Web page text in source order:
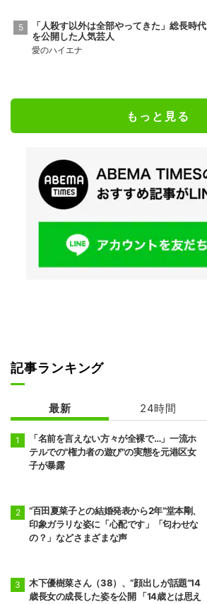
「人殺す以外は全部やってきた」総長時代
を公開した人気芸人
愛のハイエナ
もっと見る
記事ランキング
最新 24時間
「名前を言えない方々が全裸で…」一流ホ
テルでの"権力者の遊び"の実態を元港区女
子が暴露
“百田夏菜子との結婚発表から2年”堂本剛、
印象ガラリな姿に「心配です」「匂わせな
の？」などさまざまな声
木下優樹菜さん（38）、“顔出しが話題”14
歳長女の成長した姿を公開 「14歳とは思え